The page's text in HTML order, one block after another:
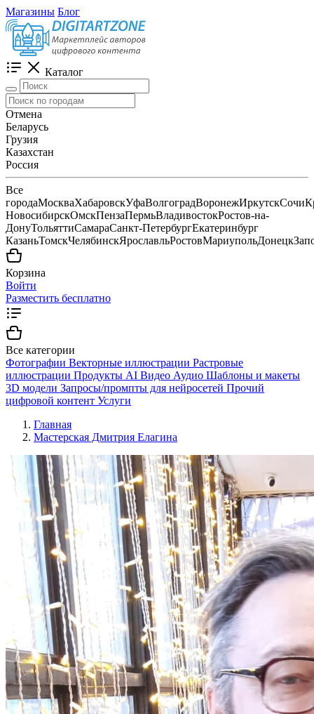
Магазины Блог
Каталог
Отмена
Беларусь
Грузия
Казахстан
Россия
Все
городаМоскваХабаровскУфаВолгоградВоронежИркутскСочи
НовосибирскОмскПензаПермьВладивостокРостов-на-
ДонуТольяттиСамараСанкт-ПетербургЕкатеринбург
КазаньТомскЧелябинскЯрославльРостовМариупольДонецк
Корзина
Войти
Разместить бесплатно
Все категории
Фотографии Векторные иллюстрации Растровые
иллюстрации Продукты AI Видео Аудио Шаблоны и макеты
3D модели Запросы/промпты для нейросетей Прочий
цифровой контент Услуги
Главная
Мастерская Дмитрия Елагина